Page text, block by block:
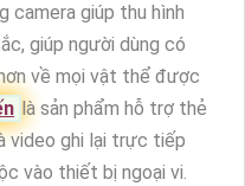
camera giúp thu hình
giúp người dùng có
về mọi vật thể được
là sản phẩm hỗ trợ thẻ
video ghi lại trực tiếp
vào thiết bị ngoại vi.